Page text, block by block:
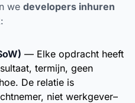
we developers inhuren
— Elke opdracht heeft
termijn, geen
De relatie is
niet werkgever–